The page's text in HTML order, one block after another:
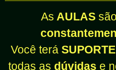
As AULAS
Você terá SUPORTE
todas as dúvidas e